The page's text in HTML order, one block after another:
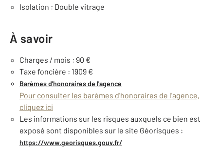
Isolation : Double vitrage
À savoir
Charges / mois : 90 €
Taxe foncière : 1909 €
Barèmes d'honoraires de l'agence
Pour consulter les barèmes d'honoraires de l'agence,
cliquez ici
Les informations sur les risques auxquels ce bien est
exposé sont disponibles sur le site Géorisques :
https://www.georisques.gouv.fr/